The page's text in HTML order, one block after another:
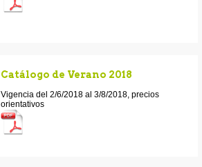
Catálogo de Verano 2018
Vigencia del 2/6/2018 al 3/8/2018, precios
orientativos